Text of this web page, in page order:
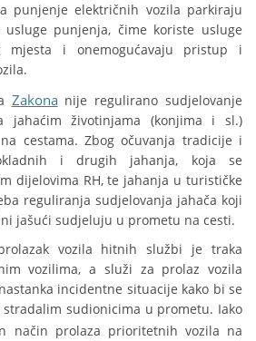
punjenje električnih vozila parkiraju
punjenja, čime koriste usluge
mjesta i onemogućavaju pristup i
Zakonanije regulirano sudjelovanje
jahaćim životinjama (konjima i sl.)
cestama. Zbog očuvanja tradicije i
i drugih jahanja, koja se
dijelovima RH, te jahanja u turističke
reguliranja sudjelovanja jahača koji
jašući sudjeluju u prometu na cesti.
vozila hitnih službi je traka
vozilima, a služi za prolaz vozila
incidentne situacije kako bi se
sudionicima u prometu. Iako
način prolaza prioritetnih vozila na